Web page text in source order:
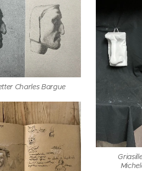
Charles Bargue